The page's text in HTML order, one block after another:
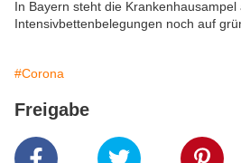
In Bayern steht die Krankenhausampel
Intensivbettenbelegungen noch auf
#Corona
Freigabe